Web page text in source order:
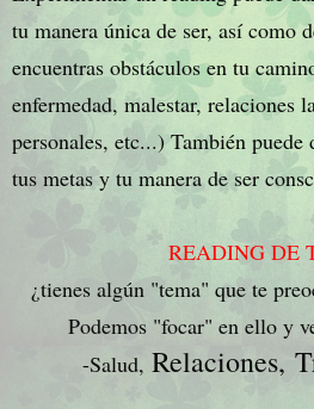
tu manera única de ser, así como
encuentras obstáculos en tu
enfermedad, malestar, relaciones
personales, etc...) También puede
tus metas y tu manera de ser
READING DE
¿tienes algún "tema" que te
Podemos "focar" en ello y
-Salud, Relaciones,